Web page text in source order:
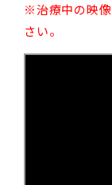
※治療中の映
さい。